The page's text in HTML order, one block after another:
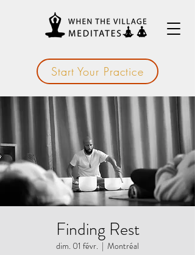
Start Your Practice
Finding Rest
dim. 01 févr.
  |
Montréal